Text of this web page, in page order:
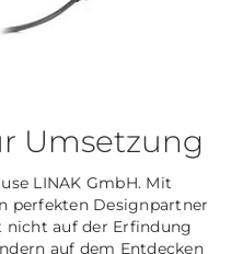
Umsetzung
LINAK GmbH. Mit
perfekten Designpartner
nicht auf der Erfindung
auf dem Entdecken